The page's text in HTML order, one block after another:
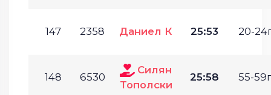
147 2358 Даниел К 25:53 20-
148 6530
Силян
Тополски
25:58 55-